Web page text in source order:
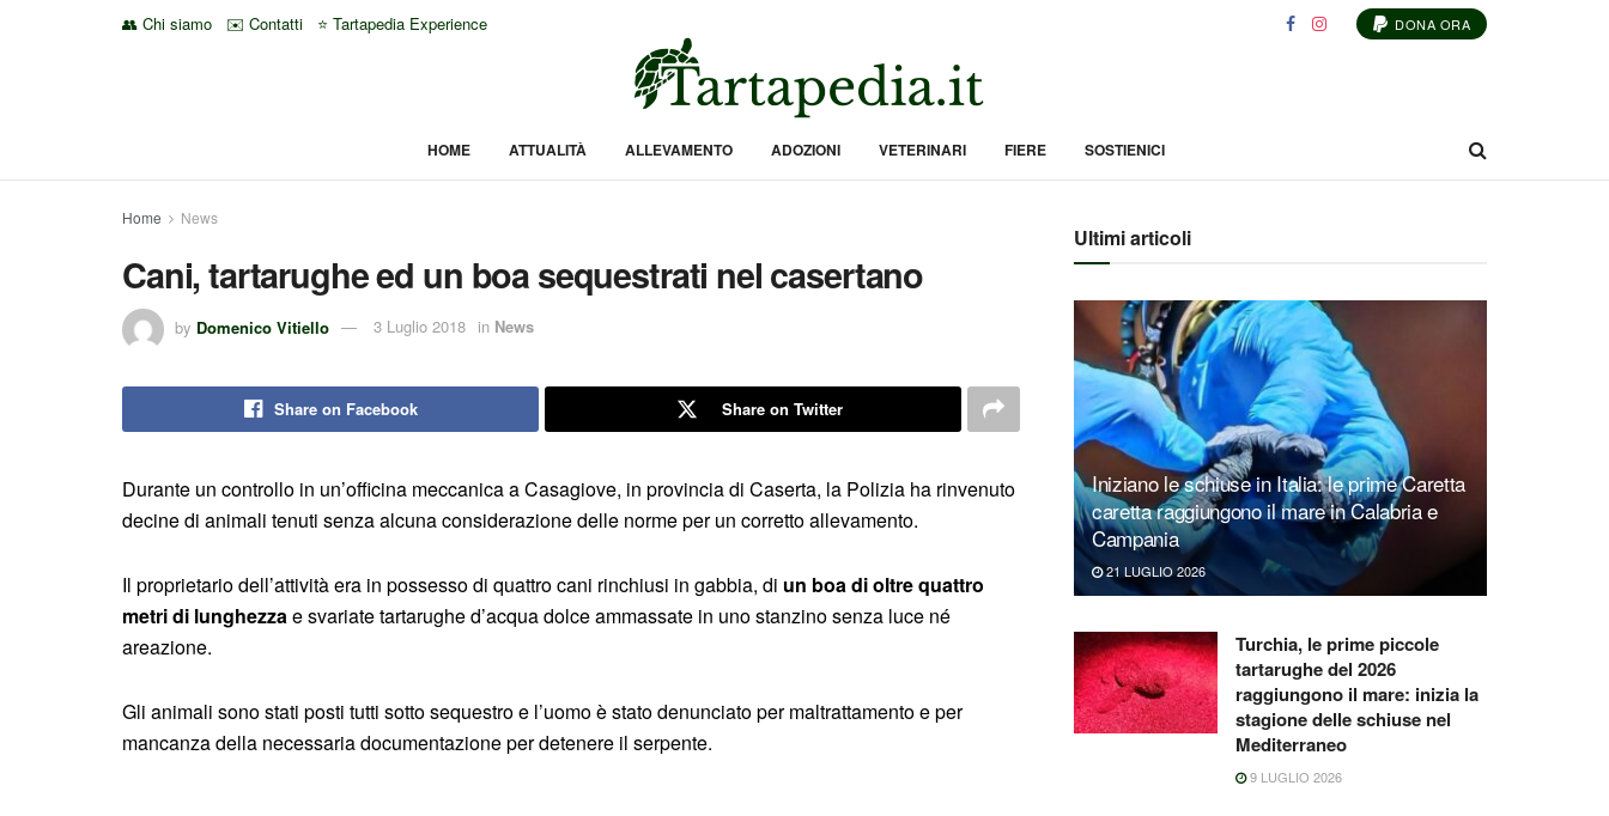
👥 Chi siamo ✉️ Contatti ⭐ Tartapedia Experience DONA ORA
HOME ATTUALITÀ ALLEVAMENTO ADOZIONI VETERINARI FIERE SOSTIENICI
Home News
Cani, tartarughe ed un boa sequestrati nel casertano
by Domenico Vitiello 3 Luglio 2018 in News
Share on Facebook Share on Twitter
Durante un controllo in un’officina meccanica a Casagiove, in provincia di Caserta, la Polizia ha rinvenuto
decine di animali tenuti senza alcuna considerazione delle norme per un corretto allevamento.
Il proprietario dell’attività era in possesso di quattro cani rinchiusi in gabbia, di un boa di oltre quattro
metri di lunghezza e svariate tartarughe d’acqua dolce ammassate in uno stanzino senza luce né
areazione.
Gli animali sono stati posti tutti sotto sequestro e l’uomo è stato denunciato per maltrattamento e per
mancanza della necessaria documentazione per detenere il serpente.
Ultimi articoli
Iniziano le schiuse in Italia: le prime Caretta
caretta raggiungono il mare in Calabria e
Campania
21 LUGLIO 2026
Turchia, le prime piccole
tartarughe del 2026
raggiungono il mare: inizia la
stagione delle schiuse nel
Mediterraneo
9 LUGLIO 2026